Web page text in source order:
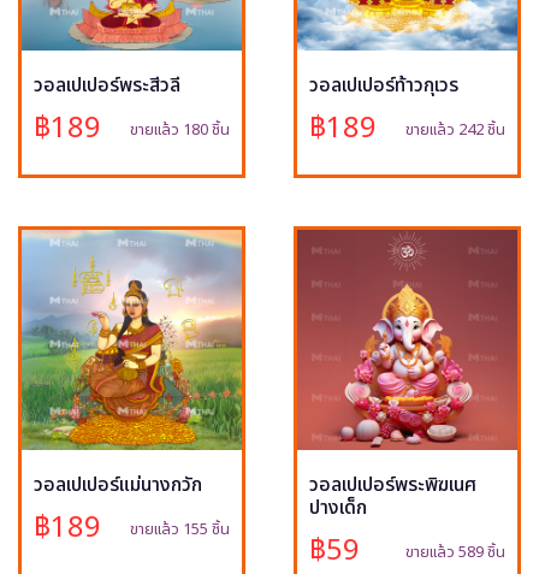
วอลเปเปอร์พระสีวลี
฿189 ขายแล้ว 180 ชิ้น
วอลเปเปอร์ท้าวกุเวร
฿189 ขายแล้ว 242 ชิ้น
วอลเปเปอร์แม่นางกวัก
฿189 ขายแล้ว 155 ชิ้น
วอลเปเปอร์พระพิฆเนศ
ปางเด็ก
฿59 ขายแล้ว 589 ชิ้น